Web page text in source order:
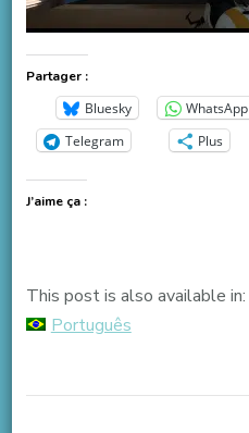
Partager :
Bluesky WhatsApp
Telegram
Plus
J’aime ça :
This post is also available in:
Português